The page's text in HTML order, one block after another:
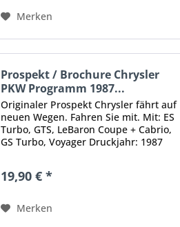
Merken
Prospekt / Brochure Chrysler
PKW Programm 1987...
Originaler Prospekt Chrysler fährt auf
neuen Wegen. Fahren Sie mit. Mit: ES
Turbo, GTS, LeBaron Coupe + Cabrio,
GS Turbo, Voyager Druckjahr: 1987
Original - Keine...
19,90 € *
Merken